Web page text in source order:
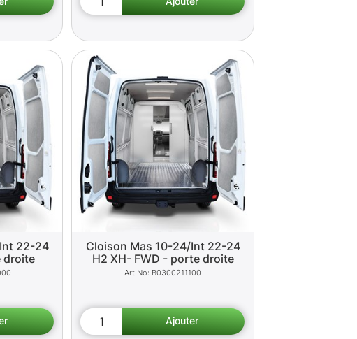
22-24
droite
Cloison Mas 10-24/Int 22-24
H2 XH- FWD - porte droite
B0300211100